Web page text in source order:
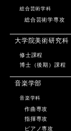
総合芸術学科
総合芸術学専攻
大学院美術研究科
修士課程
博士（後期）課程
音楽学部
音楽学科
作曲専攻
指揮専攻
ピアノ専攻